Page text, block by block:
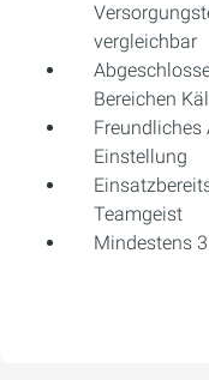
vergleichbar
Bereichen
Freundliches
Einstellung
Teamgeist
Mindestens